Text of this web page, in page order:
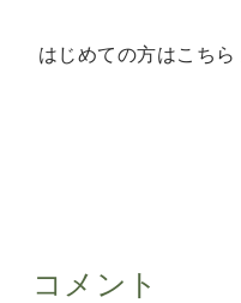
はじめての方はこちら
コメント